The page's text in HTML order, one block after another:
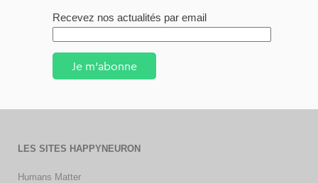
Recevez nos actualités par email
Je m'abonne
LES SITES HAPPYNEURON
Humans Matter